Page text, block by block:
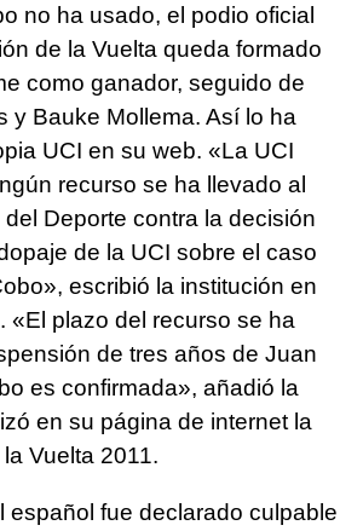
no ha usado, el podio oficial
de la Vuelta queda formado
como ganador, seguido de
y Bauke Mollema. Así lo ha
UCI en su web. «La UCI
recurso se ha llevado al
del Deporte contra la decisión
de la UCI sobre el caso
escribió la institución en
«El plazo del recurso se ha
de tres años de Juan
es confirmada», añadió la
en su página de internet la
Vuelta 2011.
español fue declarado culpable